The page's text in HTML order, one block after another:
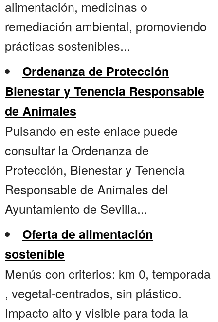
alimentación, medicinas o
remediación ambiental, promoviendo
prácticas sostenibles...
Ordenanza de Protección
Bienestar y Tenencia Responsable
de Animales
Pulsando en este enlace puede
consultar la Ordenanza de
Protección, Bienestar y Tenencia
Responsable de Animales del
Ayuntamiento de Sevilla...
Oferta de alimentación
sostenible
Menús con criterios: km 0, temporada
, vegetal-centrados, sin plástico.
Impacto alto y visible para toda la